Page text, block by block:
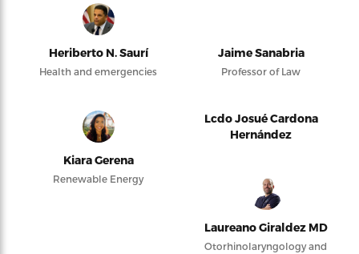
Heriberto N. Saurí
Health and emergencies
Jaime Sanabria
Professor of Law
Kiara Gerena
Renewable Energy
Lcdo Josué Cardona
Hernández
Laureano Giraldez MD
Otorhinolaryngology and